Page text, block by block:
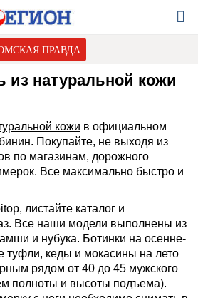
ПРАВДА
из натуральной кожи
кожи в официальном
Покупайте, не выходя из
по магазинам, дорожного
Все максимально быстро и
листайте каталог и
Все наши модели выполнены из
и нубука. Ботинки на осенне-
туфли, кеды и мокасины на лето
рядом от 40 до 45 мужского
полноты и высоты подъема).